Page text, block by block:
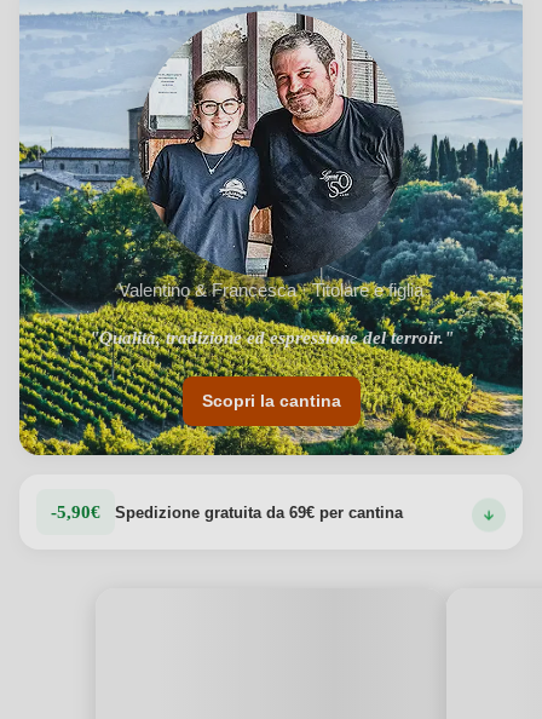
conviviale. Agricola Bosco, cantina immersa nelle colline
moreniche del Lago di Garda, traduce passione e
artigianalità in ogni bollicina.Vedi dettagli del prodotto →
Valentino & Francesca · Titolare e figlia
"Qualità, tradizione ed espressione del terroir."
Scopri la cantina
-5,90€ Spedizione gratuita da 69€ per cantina